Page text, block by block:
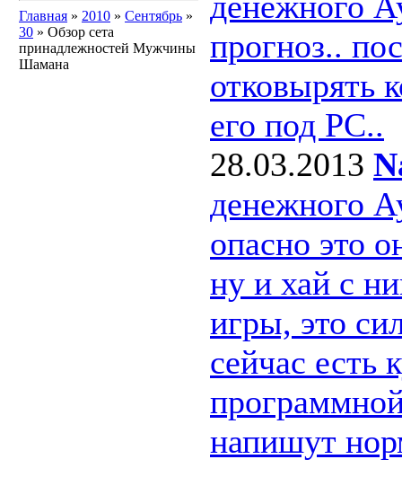
Главная » 2010 » Сентябрь »
30 » Обзор сета
принадлежностей Мужчины
Шамана
прогноз..
отковырять
его под РС..
28.03.2013
денежного
опасно это
ну и хай с
игры, это
сейчас есть
напишут